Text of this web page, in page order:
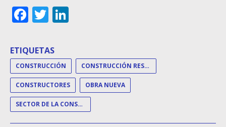
Facebook
Twitter
ETIQUETAS
CONSTRUCCIÓN CONSTRUCCIÓN RESIDENCIAL
CONSTRUCTORES OBRA NUEVA
SECTOR DE LA CONSTRUCCIÓN